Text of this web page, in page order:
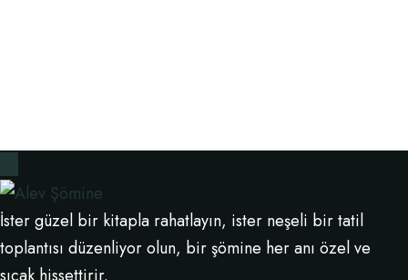
İster güzel bir kitapla rahatlayın, ister neşeli bir tatil
toplantısı düzenliyor olun, bir şömine her anı özel ve